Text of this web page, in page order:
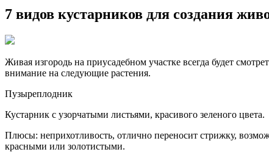
7 видов кустарников для создания
Живая изгородь на приусадебном участке всегда будет
внимание на следующие растения.
Пузыреплодник
Кустарник с узорчатыми листьями, красивого зеленого цвета.
Плюсы: неприхотливость, отлично переносит стрижку,
красными или золотистыми.